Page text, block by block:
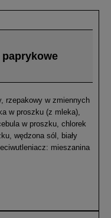
rzepakowy w zmiennych
w proszku (z mleka),
w proszku, chlorek
wędzona sól, biały
mieszanina